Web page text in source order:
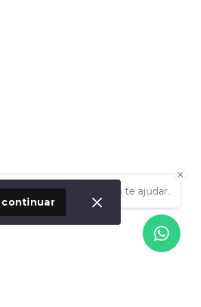
disponíveis para te ajudar.
continuar